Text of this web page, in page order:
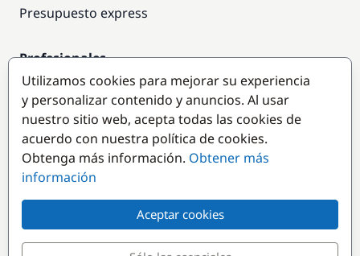
Presupuesto express
Profesionales
Acceso empresas
Colaborar como empresa
Destinos populares
Utilizamos cookies para mejorar su experiencia
y personalizar contenido y anuncios. Al usar
nuestro sitio web, acepta todas las cookies de
acuerdo con nuestra política de cookies.
Obtenga más información. Obtener más
información
Aceptar cookies